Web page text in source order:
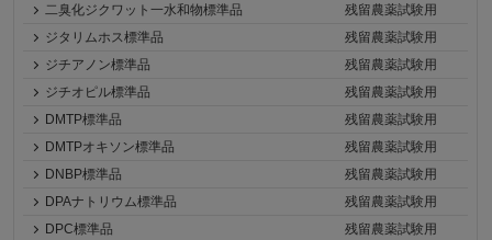
二臭化ジクワット一水和物標準品
残留農薬試験用
ジタリムホス標準品
残留農薬試験用
ジチアノン標準品
残留農薬試験用
ジチオピル標準品
残留農薬試験用
DMTP標準品
残留農薬試験用
DMTPオキソン標準品
残留農薬試験用
DNBP標準品
残留農薬試験用
DPAナトリウム標準品
残留農薬試験用
DPC標準品
残留農薬試験用